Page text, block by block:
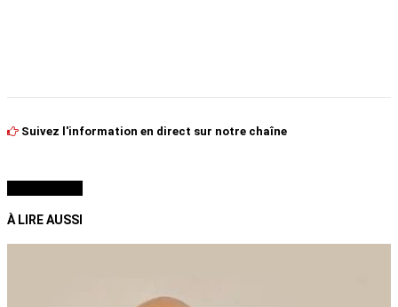
Suivez l'information en direct sur notre chaîne
À LIRE AUSSI